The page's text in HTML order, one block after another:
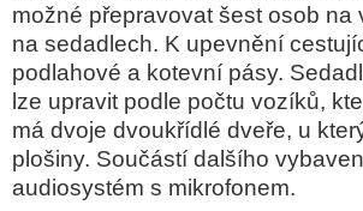
možné přepravovat šest osob
na sedadlech. K upevnění
podlahové a kotevní pásy.
lze upravit podle počtu vozíků,
má dvoje dvoukřídlé dveře, u
plošiny. Součástí dalšího
audiosystém s mikrofonem.